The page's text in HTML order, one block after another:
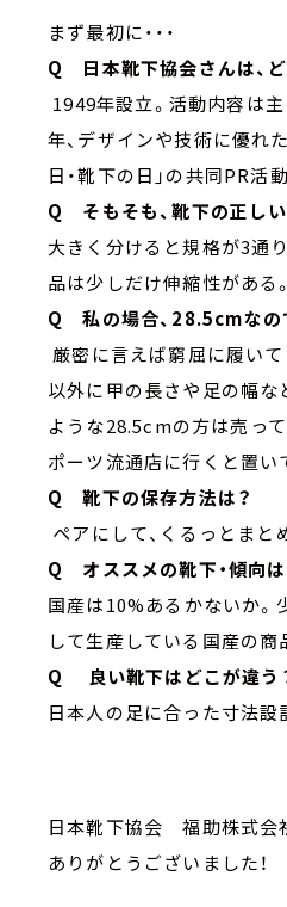
まず最初に・・・
Q 日本靴下協会さんは、
1949年設立。活動内容は
年、デザインや技術に優れ
日・靴下の日」の共同PR活
Q そもそも、靴下の正し
大きく分けると規格が3通
品は少しだけ伸縮性がある
Q 私の場合、28.5cmなの
厳密に言えば窮屈に履い
以外に甲の長さや足の幅な
ような28.5cmの方は売っ
ポーツ流通店に行くと置い
Q 靴下の保存方法は？
ペアにして、くるっとま
Q オススメの靴下・傾向
国産は10%あるかないか。
して生産している国産の商
Q 良い靴下はどこが違う
日本人の足に合った寸法設
日本靴下協会 福助株式会
ありがとうございました！